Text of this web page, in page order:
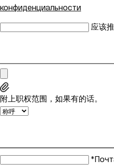
конфиденциальности
应该
附上职权范围，如果有的话。